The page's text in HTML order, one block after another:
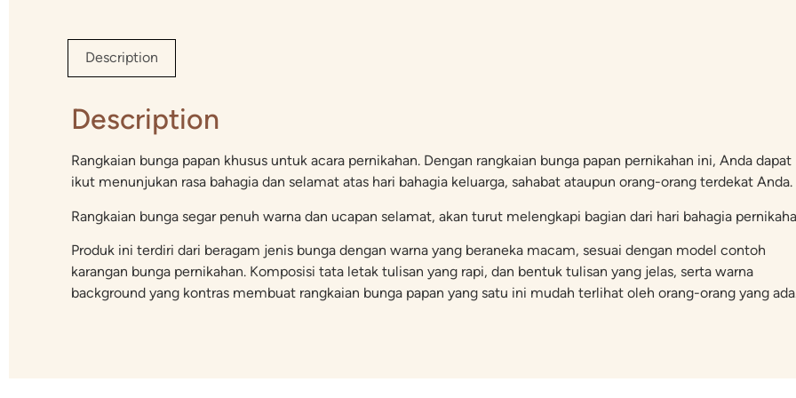
Description
Description
Rangkaian bunga papan khusus untuk acara pernikahan. Dengan rangkaian bunga papan pernikahan ini, Anda dapat
ikut menunjukan rasa bahagia dan selamat atas hari bahagia keluarga, sahabat ataupun orang-orang terdekat Anda.
Rangkaian bunga segar penuh warna dan ucapan selamat, akan turut melengkapi bagian dari hari bahagia
Produk ini terdiri dari beragam jenis bunga dengan warna yang beraneka macam, sesuai dengan model contoh
karangan bunga pernikahan. Komposisi tata letak tulisan yang rapi, dan bentuk tulisan yang jelas, serta warna
background yang kontras membuat rangkaian bunga papan yang satu ini mudah terlihat oleh orang-orang yang